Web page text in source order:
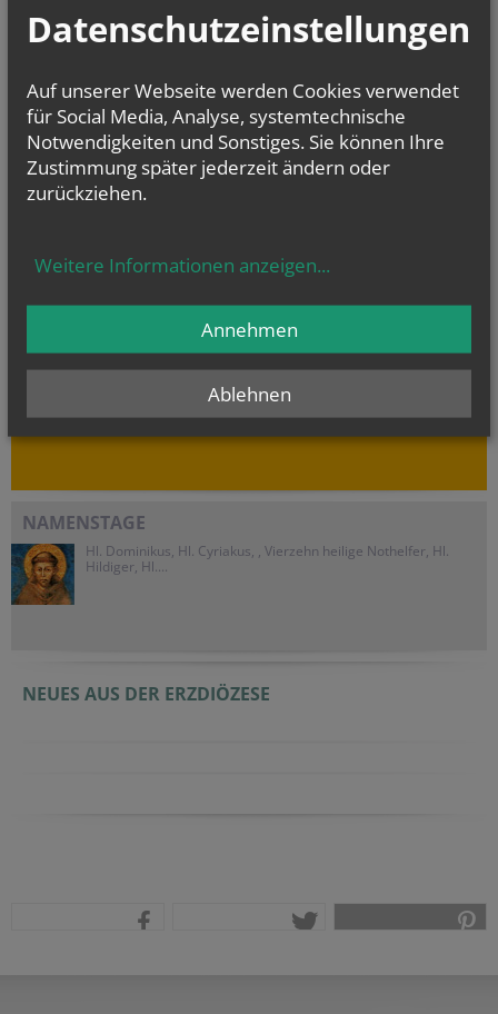
Evangelium
Wenn ihr Glauben habt, wird euch nichts unmöglich sein
NAMENSTAGE
Hl. Dominikus, Hl. Cyriakus, , Vierzehn heilige Nothelfer, Hl.
Hildiger, Hl....
NEUES AUS DER ERZDIÖZESE
Datenschutzeinstellungen
Auf unserer Webseite werden Cookies verwendet
für Social Media, Analyse, systemtechnische
Notwendigkeiten und Sonstiges. Sie können Ihre
Zustimmung später jederzeit ändern oder
zurückziehen.
Weitere Informationen anzeigen...
Ablehnen
Annehmen